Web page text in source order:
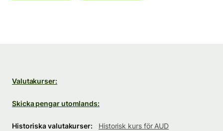
Valutakurser:
Skicka pengar utomlands:
Historiska valutakurser:
Historisk kurs för AUD